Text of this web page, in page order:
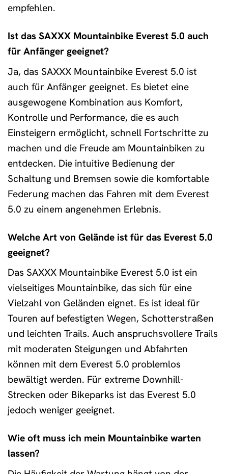
empfehlen.
Ist das SAXXX Mountainbike Everest 5.0 auch
für Anfänger geeignet?
Ja, das SAXXX Mountainbike Everest 5.0 ist
auch für Anfänger geeignet. Es bietet eine
ausgewogene Kombination aus Komfort,
Kontrolle und Performance, die es auch
Einsteigern ermöglicht, schnell Fortschritte zu
machen und die Freude am Mountainbiken zu
entdecken. Die intuitive Bedienung der
Schaltung und Bremsen sowie die komfortable
Federung machen das Fahren mit dem Everest
5.0 zu einem angenehmen Erlebnis.
Welche Art von Gelände ist für das Everest 5.0
geeignet?
Das SAXXX Mountainbike Everest 5.0 ist ein
vielseitiges Mountainbike, das sich für eine
Vielzahl von Geländen eignet. Es ist ideal für
Touren auf befestigten Wegen, Schotterstraßen
und leichten Trails. Auch anspruchsvollere Trails
mit moderaten Steigungen und Abfahrten
können mit dem Everest 5.0 problemlos
bewältigt werden. Für extreme Downhill-
Strecken oder Bikeparks ist das Everest 5.0
jedoch weniger geeignet.
Wie oft muss ich mein Mountainbike warten
lassen?